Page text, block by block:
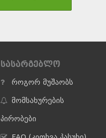
ᲡᲐᲡᲐᲠᲒᲔᲑᲚᲝ
როგორ მუშაობს
მომსახურების
პირობები